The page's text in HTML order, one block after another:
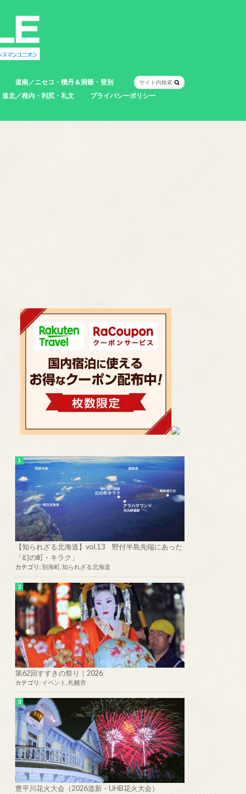
道南／ニセコ・積丹＆洞爺・登別
室蘭市
登別市
洞爺湖町
真狩村
共和町
壮瞥町
積丹町
神恵内村
道北／稚内・利尻・礼文
プライバシーポリシー
【知られざる北海道】vol.13 野付半島先端にあった
「幻の町・キラク」
カテゴリ: 別海町 知られざる北海道
第62回すすきの祭り｜2026
カテゴリ: イベント 札幌市
豊平川花火大会（2026道新・UHB花火大会）